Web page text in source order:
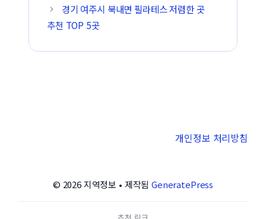
경기 여주시 북내면 필라테스 저렴한 곳
추천 TOP 5곳
개인정보 처리방침
© 2026 지역정보 • 제작됨GeneratePress